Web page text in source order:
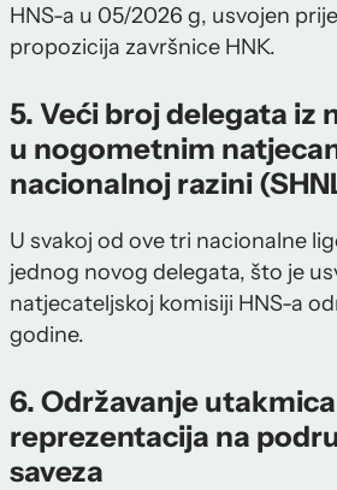
HNS-a u 05/2026 g, usvojen
propozicija završnice HNK.
5. Veći broj delegata iz
u nogometnim
nacionalnoj razini
U svakoj od ove tri nacionalne
jednog novog delegata, što je
natjecateljskoj komisiji HNS-a
godine.
6. Održavanje
reprezentacija na
saveza